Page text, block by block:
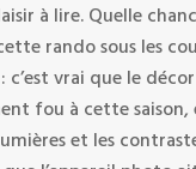
à lire. Quelle
rando sous les
c’est vrai que le
fou à cette saison,
et les